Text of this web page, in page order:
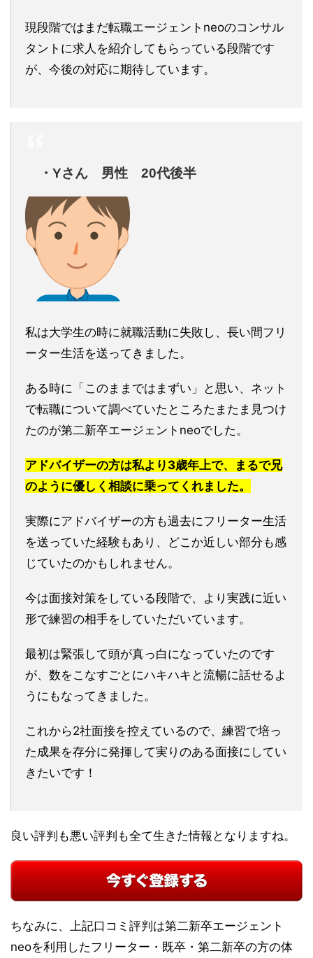
現段階ではまだ転職エージェントneoのコンサル
タントに求人を紹介してもらっている段階です
が、今後の対応に期待しています。
・Yさん 男性 20代後半
私は大学生の時に就職活動に失敗し、長い間フリ
ーター生活を送ってきました。
ある時に「このままではまずい」と思い、ネット
で転職について調べていたところたまたま見つけ
たのが第二新卒エージェントneoでした。
アドバイザーの方は私より3歳年上で、まるで兄
のように優しく相談に乗ってくれました。
実際にアドバイザーの方も過去にフリーター生活
を送っていた経験もあり、どこか近しい部分も感
じていたのかもしれません。
今は面接対策をしている段階で、より実践に近い
形で練習の相手をしていただいています。
最初は緊張して頭が真っ白になっていたのです
が、数をこなすごとにハキハキと流暢に話せるよ
うにもなってきました。
これから2社面接を控えているので、練習で培っ
た成果を存分に発揮して実りのある面接にしてい
きたいです！
良い評判も悪い評判も全て生きた情報となりますね。
ちなみに、上記口コミ評判は第二新卒エージェント
neoを利用したフリーター・既卒・第二新卒の方の体